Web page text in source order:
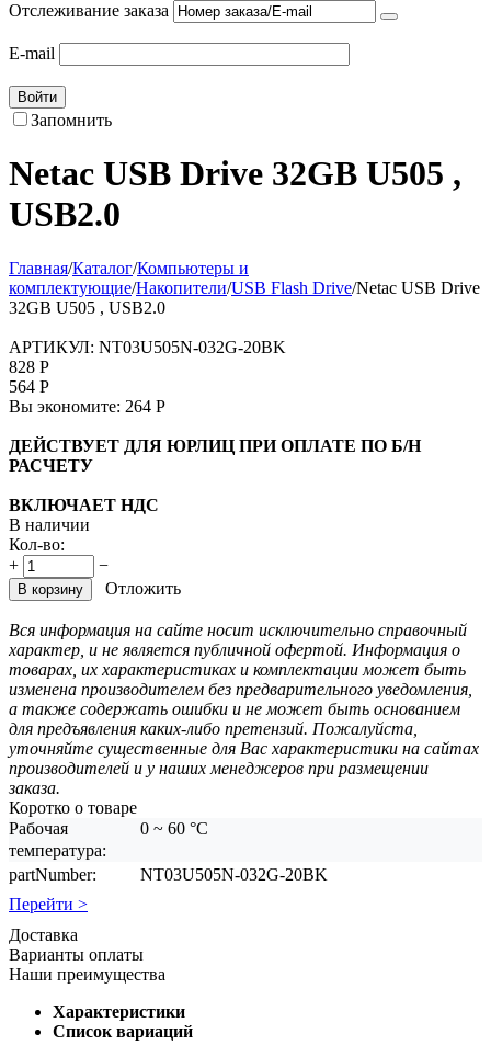
Отслеживание заказа
E-mail
Войти
Запомнить
Netac USB Drive 32GB U505 ,
USB2.0
Главная/Каталог/Компьютеры и
комплектующие/Накопители/USB Flash Drive/Netac USB Drive
32GB U505 , USB2.0
АРТИКУЛ: NT03U505N-032G-20BK
828 Р
564 Р
Вы экономите: 264 Р
ДЕЙСТВУЕТ ДЛЯ ЮРЛИЦ ПРИ ОПЛАТЕ ПО Б/Н
РАСЧЕТУ
ВКЛЮЧАЕТ НДС
В наличии
Кол-во:
+
−
В корзину Отложить
Вся информация на сайте носит исключительно справочный
характер, и не является публичной офертой. Информация о
товарах, их характеристиках и комплектации может быть
изменена производителем без предварительного уведомления,
а также содержать ошибки и не может быть основанием
для предъявления каких-либо претензий. Пожалуйста,
уточняйте существенные для Вас характеристики на сайтах
производителей и у наших менеджеров при размещении
заказа.
Коротко о товаре
Рабочая
температура:
0 ~ 60 °C
partNumber:
NT03U505N-032G-20BK
Перейти >
Доставка
Варианты оплаты
Наши преимущества
Характеристики
Список вариаций